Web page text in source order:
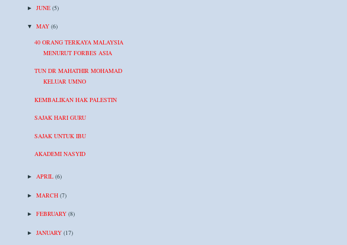
► JUNE (5)
▼ MAY (6)
40 ORANG TERKAYA MALAYSIA
MENURUT FORBES ASIA
TUN DR MAHATHIR MOHAMAD
KELUAR UMNO
KEMBALIKAN HAK PALESTIN
SAJAK HARI GURU
SAJAK UNTUK IBU
AKADEMI NASYID
► APRIL (6)
► MARCH (7)
► FEBRUARY (8)
► JANUARY (17)